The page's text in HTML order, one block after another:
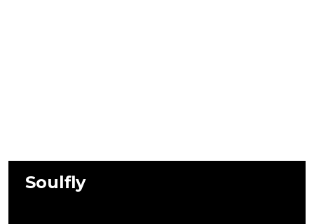
Soulfly